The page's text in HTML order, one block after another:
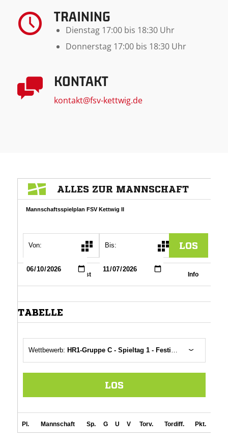
TRAINING
Dienstag 17:00 bis 18:30 Uhr
Donnerstag 17:00 bis 18:30 Uhr
KONTAKT
kontakt@fsv-kettwig.de